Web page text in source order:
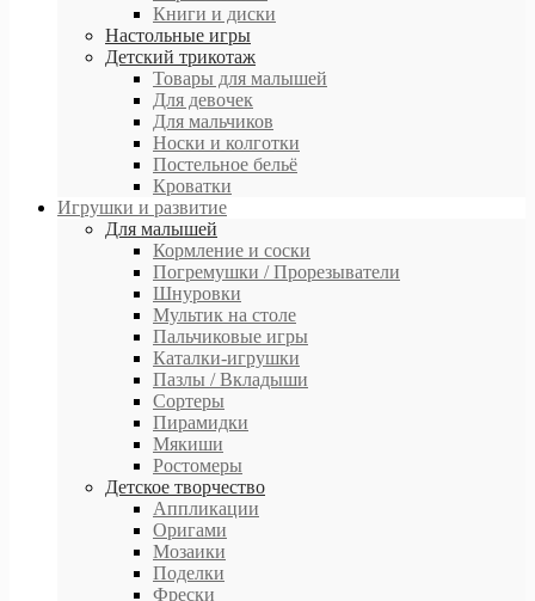
Книги и диски
Настольные игры
Детский трикотаж
Товары для малышей
Для девочек
Для мальчиков
Носки и колготки
Постельное бельё
Кроватки
Игрушки и развитие
Для малышей
Кормление и соски
Погремушки / Прорезыватели
Шнуровки
Мультик на столе
Пальчиковые игры
Каталки-игрушки
Пазлы / Вкладыши
Сортеры
Пирамидки
Мякиши
Ростомеры
Детское творчество
Аппликации
Оригами
Мозаики
Поделки
Фрески